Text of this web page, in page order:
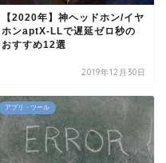
【2020年】神ヘッドホン/イヤ
ホンaptX-LLで遅延ゼロ秒の
おすすめ12選
2019年12月30日
アプリ・ツール